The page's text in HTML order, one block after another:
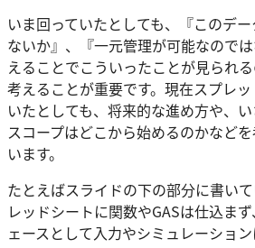
いま回っていたとしても、『このデ
ないか』、『一元管理が可能なので
えることでこういったことが見られ
考えることが重要です。現在スプレ
いたとしても、将来的な進め方や、
スコープはどこから始めるのかなど
います。
たとえばスライドの下の部分に書い
レッドシートに関数やGASは仕込ま
ェースとして入力やシミュレーショ